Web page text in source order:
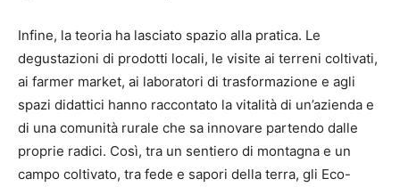
Infine, la teoria ha lasciato spazio alla pratica. Le
degustazioni di prodotti locali, le visite ai terreni coltivati,
ai farmer market, ai laboratori di trasformazione e agli
spazi didattici hanno raccontato la vitalità di un’azienda e
di una comunità rurale che sa innovare partendo dalle
proprie radici. Così, tra un sentiero di montagna e un
campo coltivato, tra fede e sapori della terra, gli Eco-